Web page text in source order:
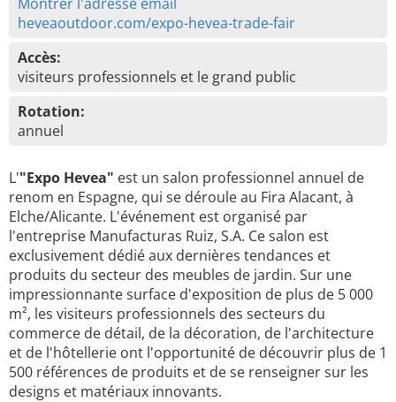
heveaoutdoor.com/expo-hevea-trade-fair
Accès:
visiteurs professionnels et le grand public
Rotation:
annuel
L'"Expo Hevea" est un salon professionnel annuel de
renom en Espagne, qui se déroule au Fira Alacant, à
Elche/Alicante. L'événement est organisé par
l'entreprise Manufacturas Ruiz, S.A. Ce salon est
exclusivement dédié aux dernières tendances et
produits du secteur des meubles de jardin. Sur une
impressionnante surface d'exposition de plus de 5 000
m², les visiteurs professionnels des secteurs du
commerce de détail, de la décoration, de l'architecture
et de l'hôtellerie ont l'opportunité de découvrir plus de 1
500 références de produits et de se renseigner sur les
designs et matériaux innovants.